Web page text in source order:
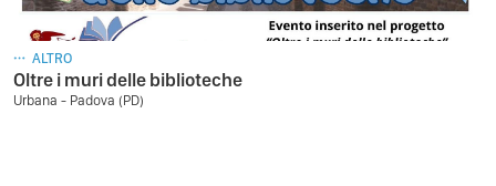
ALTRO
Oltre i muri delle biblioteche
Urbana - Padova (PD)